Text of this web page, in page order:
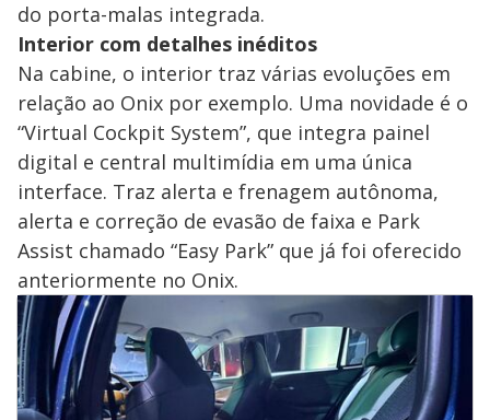
do porta-malas integrada.
Interior com detalhes inéditos
Na cabine, o interior traz várias evoluções em
relação ao Onix por exemplo. Uma novidade é o
“Virtual Cockpit System”, que integra painel
digital e central multimídia em uma única
interface. Traz alerta e frenagem autônoma,
alerta e correção de evasão de faixa e Park
Assist chamado “Easy Park” que já foi oferecido
anteriormente no Onix.